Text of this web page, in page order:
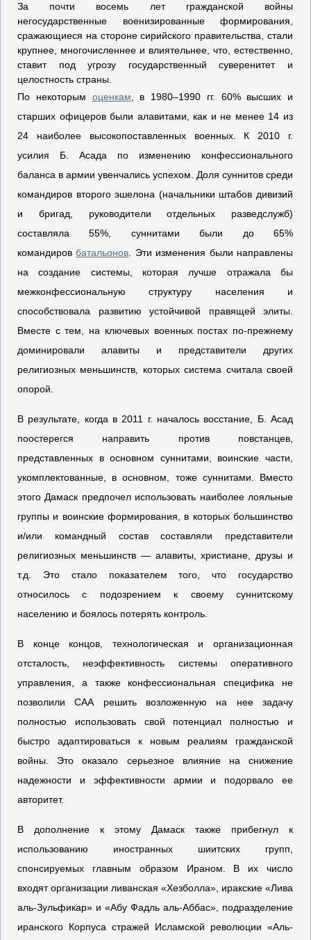
За почти восемь лет гражданской войны
негосударственные военизированные формирования,
сражающиеся на стороне сирийского правительства, стали
крупнее, многочисленнее и влиятельнее, что, естественно,
ставит под угрозу государственный суверенитет и
целостность страны.
По некоторым оценкам , в 1980–1990 гг. 60% высших и
старших офицеров были алавитами, как и не менее 14 из
24 наиболее высокопоставленных военных. К 2010 г.
усилия Б. Асада по изменению конфессионального
баланса в армии увенчались успехом. Доля суннитов среди
командиров второго эшелона (начальники штабов дивизий
и бригад, руководители отдельных разведслужб)
составляла 55%, суннитами были до 65%
командировбатальонов . Эти изменения были направлены
на создание системы, которая лучше отражала бы
межконфессиональную структуру населения и
способствовала развитию устойчивой правящей элиты.
Вместе с тем, на ключевых военных постах по-прежнему
доминировали алавиты и представители других
религиозных меньшинств, которых система считала своей
опорой.
В результате, когда в 2011 г. началось восстание, Б. Асад
поостерегся направить против повстанцев,
представленных в основном суннитами, воинские части,
укомплектованные, в основном, тоже суннитами. Вместо
этого Дамаск предпочел использовать наиболее лояльные
группы и воинские формирования, в которых большинство
и/или командный состав составляли представители
религиозных меньшинств — алавиты, христиане, друзы и
т.д. Это стало показателем того, что государство
относилось с подозрением к своему суннитскому
населению и боялось потерять контроль.
В конце концов, технологическая и организационная
отсталость, неэффективность системы оперативного
управления, а также конфессиональная специфика не
позволили САА решить возложенную на нее задачу
полностью использовать свой потенциал полностью и
быстро адаптироваться к новым реалиям гражданской
войны. Это оказало серьезное влияние на снижение
надежности и эффективности армии и подорвало ее
авторитет.
В дополнение к этому Дамаск также прибегнул к
использованию иностранных шиитских групп,
спонсируемых главным образом Ираном. В их число
входят организации ливанская «Хезболла», иракские «Лива
аль-Зульфикар» и «Абу Фадль аль-Аббас», подразделение
иранского Корпуса стражей Исламской революции «Аль-